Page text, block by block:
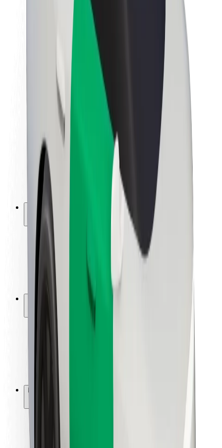
Apie „Bolt“
„Bolt“ tvarumo politika
Projektas „Zero“
Tinklaraštis
Naujienų centras
Prekių ženklo gairės
Misija
Investuotojams
Vadovybė
Prekės ženklas
Žiniasklaidai
„Urban Fund“
Saugumas
Keleivių saugumas
Vairuotojų saugumas
Paspirtukų saugumas
Saugumo laboratorija
Sprendimai miestams
„Bolt“ įkrovimo stotelės
Pagalba
Keleiviams